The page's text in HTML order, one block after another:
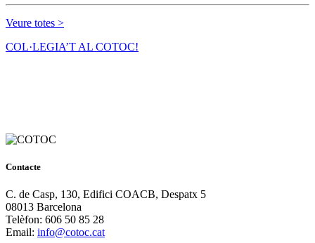
Veure totes >
COL·LEGIA’T AL COTOC!
Contacte
C. de Casp, 130, Edifici COACB, Despatx 5
08013 Barcelona
Telèfon: 606 50 85 28
Email: info@cotoc.cat